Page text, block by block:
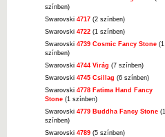
színben)
Swarovski 4717 (2 színben)
Swarovski 4722 (1 színben)
Swarovski 4739 Cosmic Fancy Stone (1
színben)
Swarovski 4744 Virág (7 színben)
Swarovski 4745 Csillag (6 színben)
Swarovski 4778 Fatima Hand Fancy
Stone (1 színben)
Swarovski 4779 Buddha Fancy Stone (1
színben)
Swarovski 4789 (5 színben)